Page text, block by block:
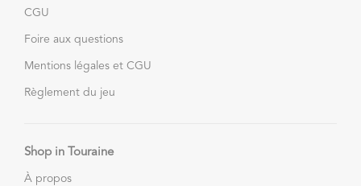
CGU
Foire aux questions
Mentions légales et CGU
Règlement du jeu
Shop in Touraine
À propos